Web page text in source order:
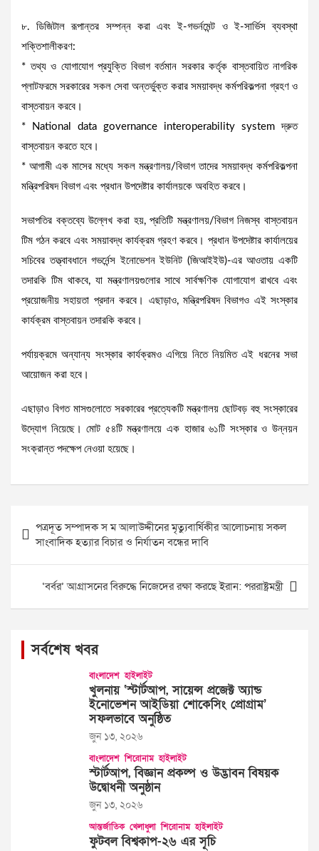
৮. ডিজিটাল রূপান্তর সম্পন্ন করা এবং ই-গভর্নমেন্ট ও ই-সার্ভিস ব্যবস্থা
শক্তিশালীকরণ:
* তথ্য ও যোগাযোগ প্রযুক্তি বিভাগ বর্তমান সরকার কর্তৃক বাস্তবায়িত নাগরিক
প্লাটফরমে সরকারের সকল সেবা অন্তর্ভুক্ত করার সময়াবদ্ধ কর্মপরিকল্পনা গ্রহণ ও
বাস্তবায়ন করবে।
* National data governance interoperability system দ্রুত
বাস্তবায়ন করতে হবে।
* আগামী এক মাসের মধ্যে সকল মন্ত্রণালয়/বিভাগ তাদের সময়াবদ্ধ কর্মপরিকল্পনা
মন্ত্রিপরিষদ বিভাগ এবং প্রধান উপদেষ্টার কার্যালয়কে অবহিত করবে।
সভাপতির বক্তব্যে উল্লেখ করা হয়, প্রতিটি মন্ত্রণালয়/বিভাগ নিজস্ব বাস্তবায়ন
টিম গঠন করবে এবং সময়াবদ্ধ কার্যক্রম গ্রহণ করবে। প্রধান উপদেষ্টার কার্যালয়ের
সচিবের তত্ত্বাবধানে গভর্নেন্স ইনোভেশন ইউনিট (জিআইইউ)-এর আওতায় একটি
তদারকি টিম থাকবে, যা মন্ত্রণালয়গুলোর সাথে সার্বক্ষণিক যোগাযোগ রাখবে এবং
প্রয়োজনীয় সহায়তা প্রদান করবে। এছাড়াও, মন্ত্রিপরিষদ বিভাগও এই সংস্কার
কার্যক্রম বাস্তবায়ন তদারকি করবে।
পর্যায়ক্রমে অন্যান্য সংস্কার কার্যক্রমও এগিয়ে নিতে নিয়মিত এই ধরনের সভা
আয়োজন করা হবে।
এছাড়াও বিগত মাসগুলোতে সরকারের প্রত্যেকটি মন্ত্রণালয় ছোটবড় বহু সংস্কারের
উদ্যোগ নিয়েছে। মোট ৫৪টি মন্ত্রণালয়ে এক হাজার ৬১টি সংস্কার ও উন্নয়ন
সংক্রান্ত পদক্ষেপ নেওয়া হয়েছে।
navigation
পত্রদূত সম্পাদক স ম আলাউদ্দীনের মৃত্যুবার্ষিকীর আলোচনায় সকল
সাংবাদিক হত্যার বিচার ও নির্যাতন বন্ধের দাবি
‘বর্বর’ আগ্রাসনের বিরুদ্ধে নিজেদের রক্ষা করছে ইরান: পররাষ্ট্রমন্ত্রী
সর্বশেষ খবর
বাংলাদেশ হাইলাইট
খুলনায় ‘স্টার্টআপ, সায়েন্স প্রজেক্ট অ্যান্ড
ইনোভেশন আইডিয়া শোকেসিং প্রোগ্রাম’
সফলভাবে অনুষ্ঠিত
জুন ১৩, ২০২৬
বাংলাদেশ শিরোনাম হাইলাইট
স্টার্টআপ, বিজ্ঞান প্রকল্প ও উদ্ভাবন বিষয়ক
উদ্বোধনী অনুষ্ঠান
জুন ১৩, ২০২৬
আন্তর্জাতিক খেলাধুলা শিরোনাম হাইলাইট
ফুটবল বিশ্বকাপ-২৬ এর সূচি